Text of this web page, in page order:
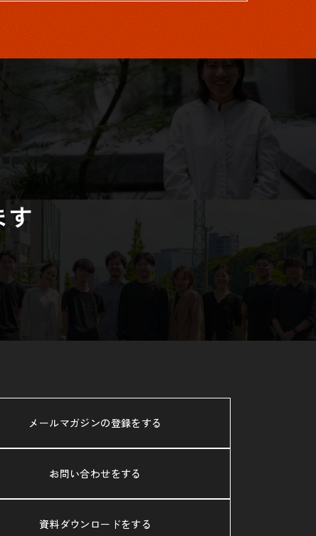
す
メールマガジンの登録をする
お問い合わせをする
資料ダウンロードをする